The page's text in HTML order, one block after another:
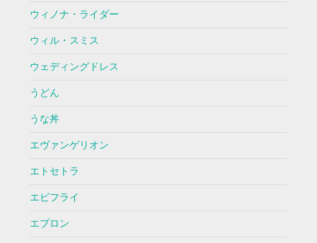
ウィノナ・ライダー
ウィル・スミス
ウェディングドレス
うどん
うな丼
エヴァンゲリオン
エトセトラ
エビフライ
エプロン